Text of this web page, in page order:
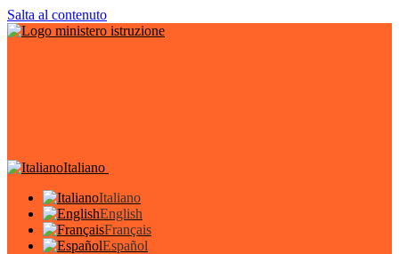
Salta al contenuto
Italiano
Italiano
English
Français
Español